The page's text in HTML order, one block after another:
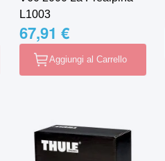
L1003
67,91 €
Aggiungi al Carrello